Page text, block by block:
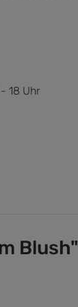
18 Uhr
Blush"